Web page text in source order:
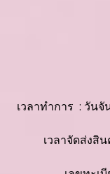
เวลาทำการ : วัน
เวลาจัดส่งสิน